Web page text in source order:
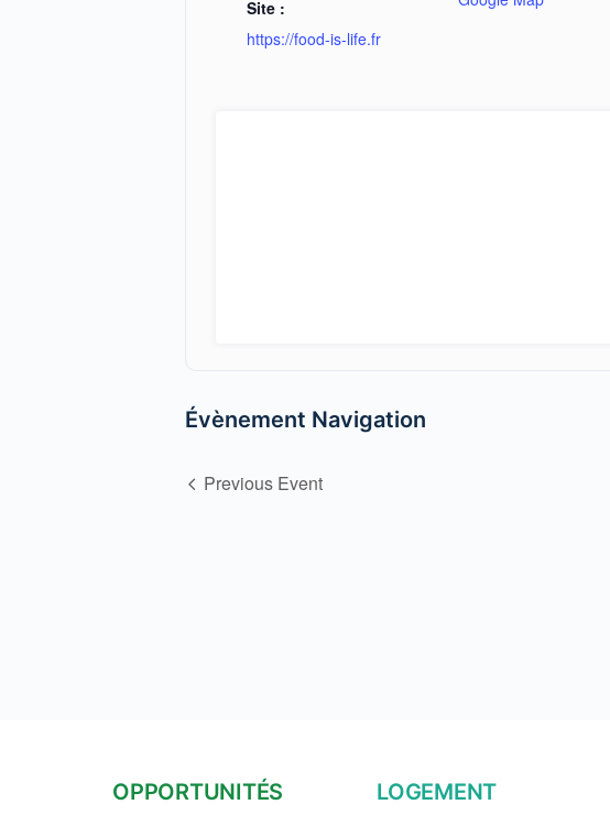
Site :
https://food-is-life.fr
Évènement Navigation
Previous Event
OPPORTUNITÉS LOGEMENT